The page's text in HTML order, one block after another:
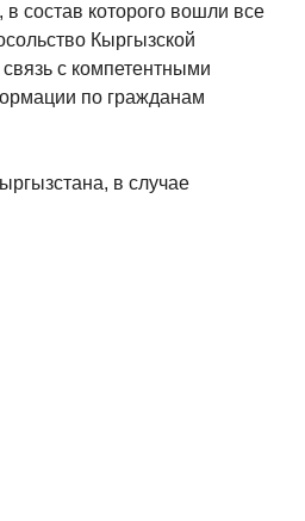
состав которого вошли все
Кыргызской
с компетентными
по гражданам
в случае